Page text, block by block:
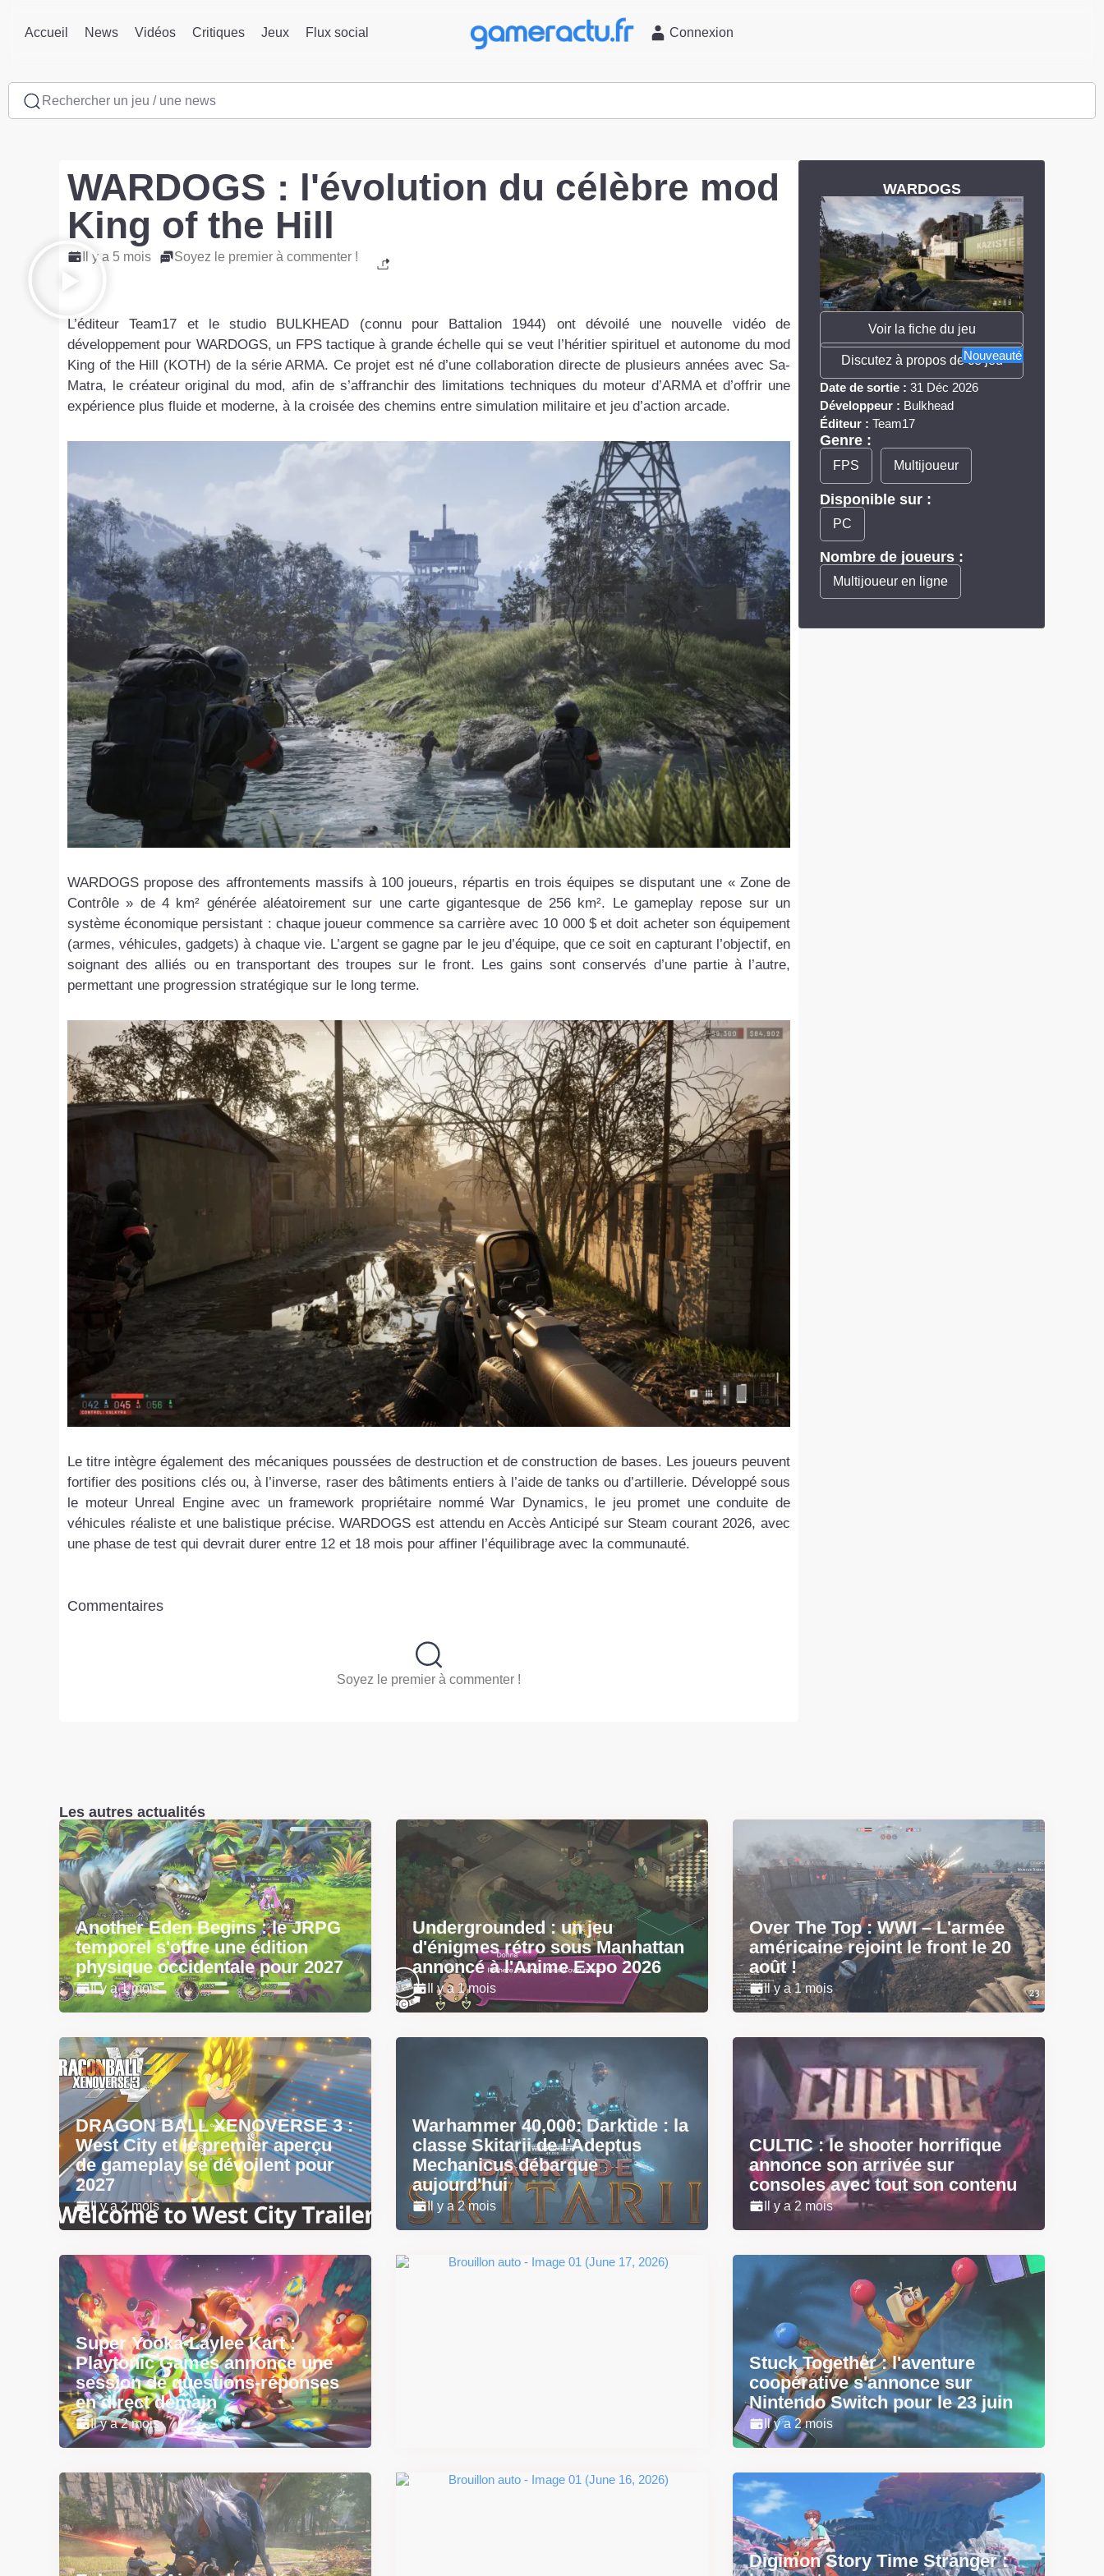
Accueil News Vidéos Critiques Jeux Flux social Connexion
Rechercher un jeu / une news
WARDOGS : l'évolution du célèbre mod
King of the Hill
Il y a 5 mois Soyez le premier à commenter !
L’éditeur Team17 et le studio BULKHEAD (connu pour Battalion 1944) ont dévoilé une nouvelle vidéo de
développement pour WARDOGS, un FPS tactique à grande échelle qui se veut l’héritier spirituel et autonome du mod
King of the Hill (KOTH) de la série ARMA. Ce projet est né d’une collaboration directe de plusieurs années avec Sa-
Matra, le créateur original du mod, afin de s’affranchir des limitations techniques du moteur d’ARMA et d’offrir une
expérience plus fluide et moderne, à la croisée des chemins entre simulation militaire et jeu d’action arcade.
WARDOGS propose des affrontements massifs à 100 joueurs, répartis en trois équipes se disputant une « Zone de
Contrôle » de 4 km² générée aléatoirement sur une carte gigantesque de 256 km². Le gameplay repose sur un
système économique persistant : chaque joueur commence sa carrière avec 10 000 $ et doit acheter son équipement
(armes, véhicules, gadgets) à chaque vie. L’argent se gagne par le jeu d’équipe, que ce soit en capturant l’objectif, en
soignant des alliés ou en transportant des troupes sur le front. Les gains sont conservés d’une partie à l’autre,
permettant une progression stratégique sur le long terme.
Le titre intègre également des mécaniques poussées de destruction et de construction de bases. Les joueurs peuvent
fortifier des positions clés ou, à l’inverse, raser des bâtiments entiers à l’aide de tanks ou d’artillerie. Développé sous
le moteur Unreal Engine avec un framework propriétaire nommé War Dynamics, le jeu promet une conduite de
véhicules réaliste et une balistique précise. WARDOGS est attendu en Accès Anticipé sur Steam courant 2026, avec
une phase de test qui devrait durer entre 12 et 18 mois pour affiner l’équilibrage avec la communauté.
Commentaires
Soyez le premier à commenter !
WARDOGS
Voir la fiche du jeu
Nouveauté
Discutez à propos de ce jeu
Date de sortie : 31 Déc 2026
Développeur : Bulkhead
Éditeur : Team17
Genre :
FPS Multijoueur
Disponible sur :
PC
Nombre de joueurs :
Multijoueur en ligne
Les autres actualités
Another Eden Begins : le JRPG
temporel s'offre une édition
physique occidentale pour 2027
Il y a 1 mois
Undergrounded : un jeu
d'énigmes rétro sous Manhattan
annoncé à l'Anime Expo 2026
Il y a 1 mois
Over The Top : WWI – L'armée
américaine rejoint le front le 20
août !
Il y a 1 mois
DRAGON BALL XENOVERSE 3 :
West City et le premier aperçu
de gameplay se dévoilent pour
2027
Il y a 2 mois
Warhammer 40,000: Darktide : la
classe Skitarii de l'Adeptus
Mechanicus débarque
aujourd'hui
Il y a 2 mois
CULTIC : le shooter horrifique
annonce son arrivée sur
consoles avec tout son contenu
Il y a 2 mois
Super Yooka-Laylee Kart :
Playtonic Games annonce une
session de questions-réponses
en direct demain
Il y a 2 mois
Stuck Together : l'aventure
coopérative s'annonce sur
Nintendo Switch pour le 23 juin
Il y a 2 mois
Digimon Story Time Stranger :